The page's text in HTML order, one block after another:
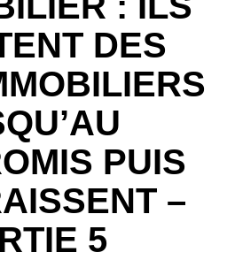
DES
PUIS
–
5